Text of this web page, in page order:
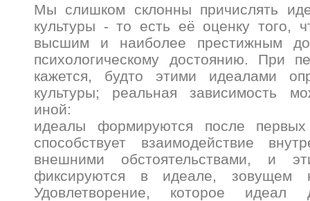
Мы слишком склонны причислять
культуры - то есть её оценку того,
высшим и наиболее престижным
психологическому достоянию. При
кажется, будто этими идеалами
культуры; реальная зависимость
иной:
идеалы формируются после
способствует взаимодействие
внешними обстоятельствами, и
фиксируются в идеале, зовущем
Удовлетворение, которое идеал